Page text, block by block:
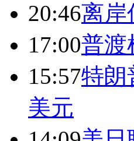
20:46离岸
17:00普渡
15:57特朗
美元